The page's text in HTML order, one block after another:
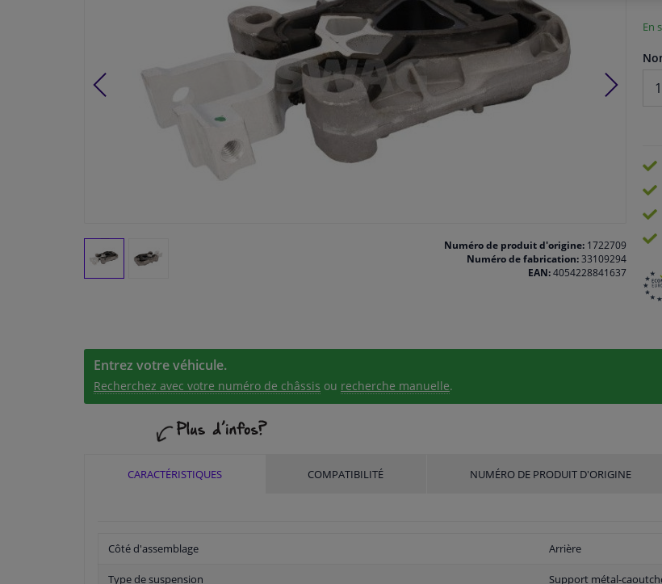
Numéro de produit d'origine:1722709
Numéro de fabrication:33109294
EAN:4054228841637
En
Entrez votre véhicule.
Recherchez avec votre numéro de châssis ou recherche manuelle.
CARACTÉRISTIQUES COMPATIBILITÉ NUMÉRO DE PRODUIT D'ORIGINE
Côté d'assemblage Arrière
Type de suspension Support métal-